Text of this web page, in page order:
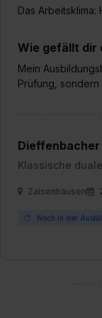
Das
Wie gefällt dir
Mein
Prüfung,
Dieffenbacher
Klassische
Zaisenhausen
Noch in der